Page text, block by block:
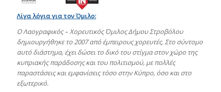
Λίγα λόγια για τον Όμιλο:
Ο Λαογραφικός – Χορευτικός Όμιλος Δήμου Στροβόλου
δημιουργήθηκε το 2007 από έμπειρους χορευτές. Στο σύντομο
αυτό διάστημα, έχει δώσει το δικό του στίγμα στον χώρο της
κυπριακής παράδοσης και του πολιτισμού, με πολλές
παραστάσεις και εμφανίσεις τόσο στην Κύπρο, όσο και στο
εξωτερικό.